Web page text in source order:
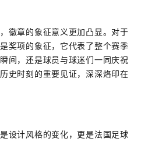
徽章的象征意义更加凸显。对于
奖项的象征，它代表了整个赛季
间，还是球员与球迷们一同庆祝
史时刻的重要见证，深深烙印在
设计风格的变化，更是法国足球